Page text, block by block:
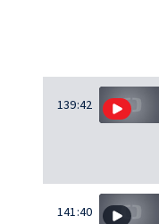
139:42
141:40